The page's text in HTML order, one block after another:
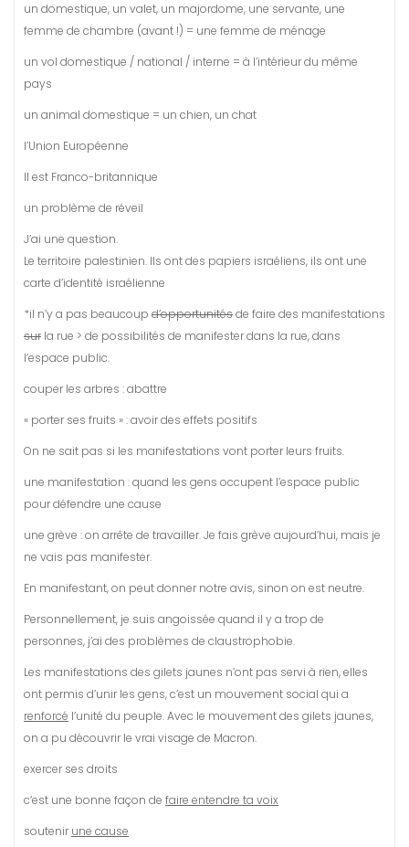
un domestique, un valet, un majordome, une servante, une
femme de chambre (avant !) = une femme de ménage
un vol domestique / national / interne = à l’intérieur du même
pays
un animal domestique = un chien, un chat
l’Union Européenne
Il est Franco-britannique
un problème de réveil
J’ai une question.
Le territoire palestinien. Ils ont des papiers israéliens, ils ont une
carte d’identité israélienne
*il n’y a pas beaucoup d’opportunitésde faire des manifestations
sur la rue > de possibilités de manifester dans la rue, dans
l’espace public.
couper les arbres : abattre
« porter ses fruits » : avoir des effets positifs
On ne sait pas si les manifestations vont porter leurs fruits.
une manifestation : quand les gens occupent l’espace public
pour défendre une cause
une grève : on arrête de travailler. Je fais grève aujourd’hui, mais je
ne vais pas manifester.
En manifestant, on peut donner notre avis, sinon on est neutre.
Personnellement, je suis angoissée quand il y a trop de
personnes, j’ai des problèmes de claustrophobie.
Les manifestations des gilets jaunes n’ont pas servi à rien, elles
ont permis d’unir les gens, c’est un mouvement social qui a
renforcé l’unité du peuple. Avec le mouvement des gilets jaunes,
on a pu découvrir le vrai visage de Macron.
exercer ses droits
c’est une bonne façon de faire entendre ta voix
soutenir une cause